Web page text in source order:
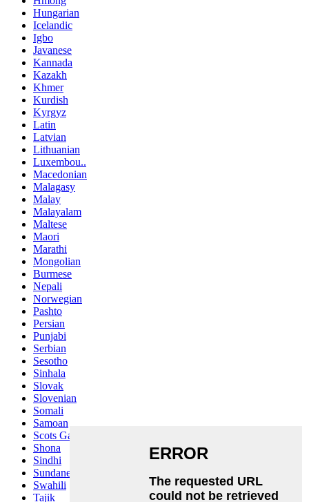
Hungarian
Icelandic
Igbo
Javanese
Kannada
Kazakh
Khmer
Kurdish
Kyrgyz
Latin
Latvian
Lithuanian
Luxembou..
Macedonian
Malagasy
Malay
Malayalam
Maltese
Maori
Marathi
Mongolian
Burmese
Nepali
Norwegian
Pashto
Persian
Punjabi
Serbian
Sesotho
Sinhala
Slovak
Slovenian
Somali
Samoan
Scots Gaelic
Shona
Sindhi
Sundanese
Swahili
Tajik